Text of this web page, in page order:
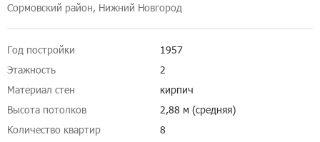
Сормовский район, Нижний Новгород
Год постройки
1957
Этажность
2
Материал стен
кирпич
Высота потолков
2,88 м (средняя)
Количество квартир
8